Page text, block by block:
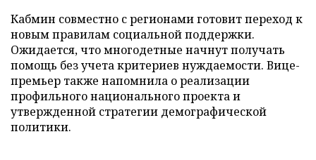
Кабмин совместно с регионами готовит переход к
новым правилам социальной поддержки.
Ожидается, что многодетные начнут получать
помощь без учета критериев нуждаемости. Вице-
премьер также напомнила о реализации
профильного национального проекта и
утвержденной стратегии демографической
политики.